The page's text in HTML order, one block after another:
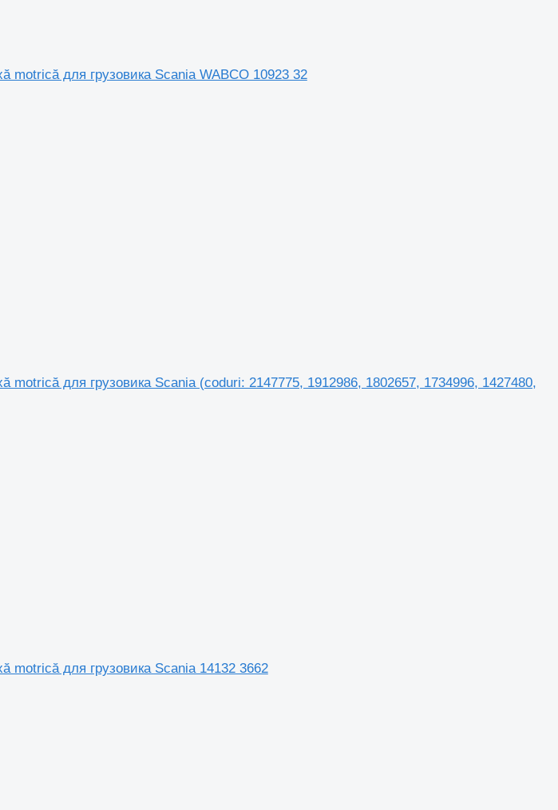
motrică для грузовика Scania WABCO 10923 32
motrică для грузовика Scania (coduri: 2147775, 1912986, 1802657, 1734996, 1427480,
motrică для грузовика Scania 14132 3662